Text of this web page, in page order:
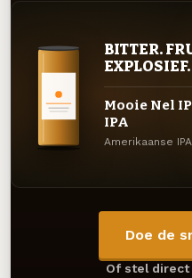
BITTER.
EXPLOSIEF.
Mooie Nel
IPA
Amerikaanse
Doe de
Of stel